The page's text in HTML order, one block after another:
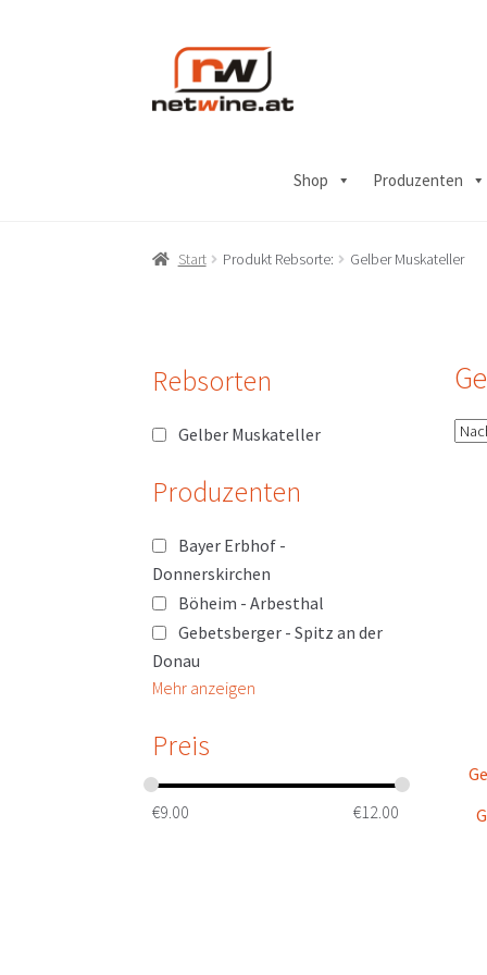
Zur
Navigation
springen
Zum
Inhalt
springen
Shop Produzenten
Start Produkt Rebsorte: Gelber Muskateller
Rebsorten
Gelber Muskateller
Produzenten
Bayer Erbhof -
Donnerskirchen
Böheim - Arbesthal
Gebetsberger - Spitz an der
Donau
Mehr anzeigen
Preis
€9.00 €12.00